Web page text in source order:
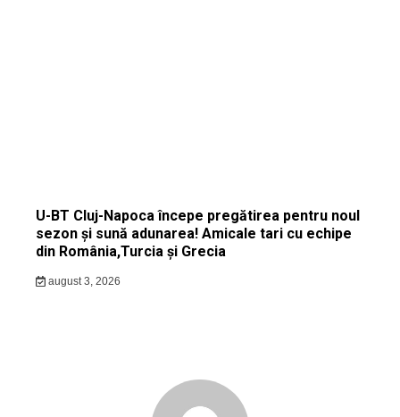
U-BT Cluj-Napoca începe pregătirea pentru noul
sezon și sună adunarea! Amicale tari cu echipe
din România,Turcia și Grecia
august 3, 2026